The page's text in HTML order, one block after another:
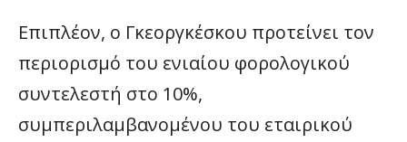
Επιπλέον, ο Γκεοργκέσκου προτείνει τον
περιορισμό του ενιαίου φορολογικού
συντελεστή στο 10%,
συμπεριλαμβανομένου του εταιρικού